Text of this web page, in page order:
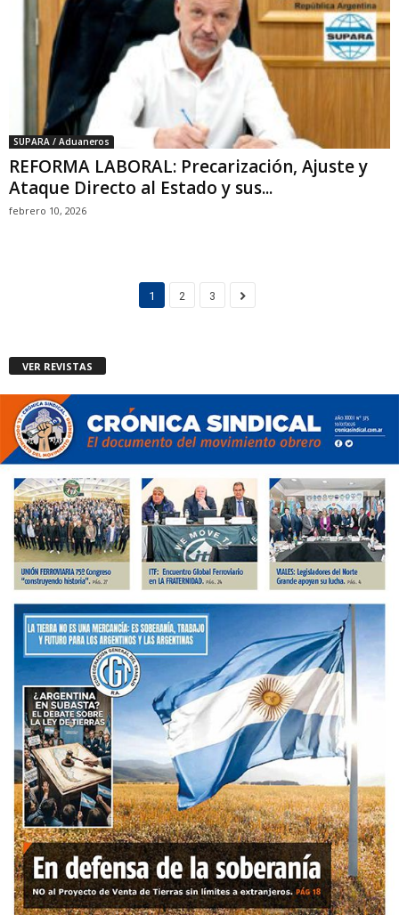
SUPARA / Aduaneros
REFORMA LABORAL: Precarización, Ajuste y
Ataque Directo al Estado y sus...
febrero 10, 2026
1 2 3
VER REVISTAS